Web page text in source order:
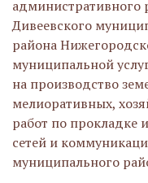
административного
Дивеевского
района
муниципальной
на производство
мелиоративных,
работ по прокладке
сетей и
муниципального